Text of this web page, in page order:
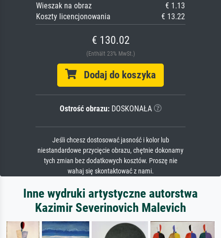
Wieszak na obraz
€ 1.13
Koszty licencjonowania
€ 13.22
€ 130.02
(Enthält 23% MwSt.)
Dodaj do koszyka
Ostrość obrazu:DOSKONAŁA
Jeśli chcesz dostosować jasność i kolor lub
niestandardowe przycięcie obrazu, chętnie dokonamy
tych zmian bez dodatkowych kosztów. Proszę nie
wahaj się skontaktować z nami.
Inne wydruki artystyczne autorstwa
Kazimir Severinovich Malevich